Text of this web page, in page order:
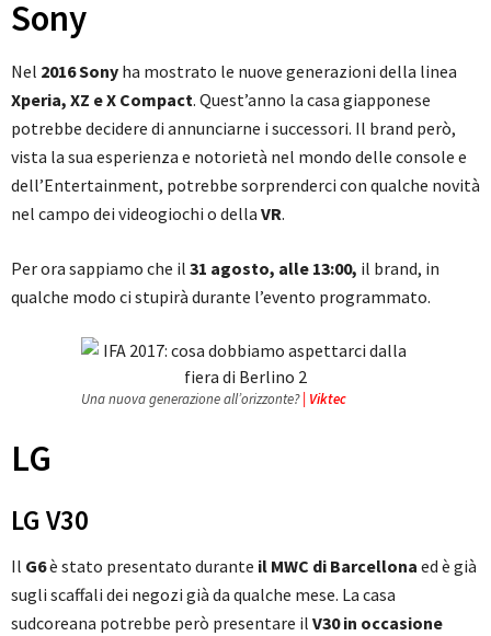
Sony
Nel 2016 Sony ha mostrato le nuove generazioni della linea
Xperia, XZ e X Compact. Quest’anno la casa giapponese
potrebbe decidere di annunciarne i successori. Il brand però,
vista la sua esperienza e notorietà nel mondo delle console e
dell’Entertainment, potrebbe sorprenderci con qualche novità
nel campo dei videogiochi o della VR.
Per ora sappiamo che il 31 agosto, alle 13:00, il brand, in
qualche modo ci stupirà durante l’evento programmato.
Una nuova generazione all’orizzonte? | Viktec
LG
LG V30
Il G6è stato presentato durante il MWC di Barcellona ed è già
sugli scaffali dei negozi già da qualche mese. La casa
sudcoreana potrebbe però presentare il V30 in occasione